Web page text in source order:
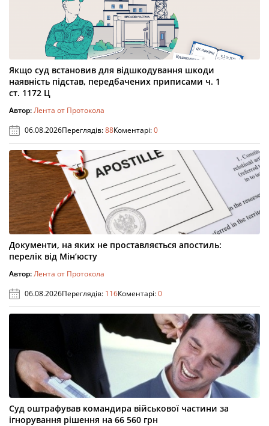
Якщо суд встановив для відшкодування шкоди
наявність підстав, передбачених приписами ч. 1
ст. 1172 Ц
Автор:Лента от Протокола
06.08.2026Переглядів:88Коментарі:0
Документи, на яких не проставляється апостиль:
перелік від Мін’юсту
Автор:Лента от Протокола
06.08.2026Переглядів: 116Коментарі:0
Суд оштрафував командира військової частини за
ігнорування рішення на 66 560 грн